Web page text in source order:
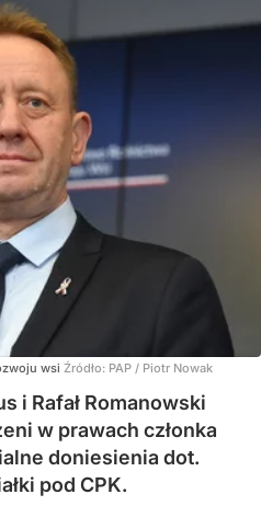
wsi Źródło: PAP / Piotr Nowak
i Rafał Romanowski
w prawach członka
doniesienia dot.
pod CPK.